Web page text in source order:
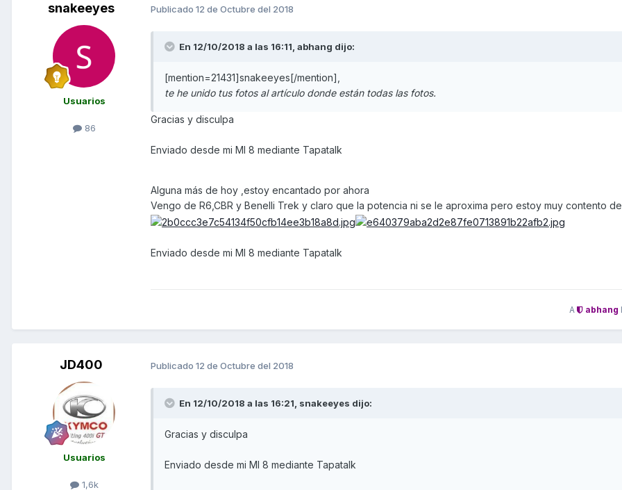
snakeeyes
Usuarios
86
Publicado 12 de Octubre del 2018
En 12/10/2018 a las 16:11, abhang dijo:
[mention=21431]snakeeyes[/mention],
te he unido tus fotos al artículo donde están todas las fotos.
Gracias y disculpa
Enviado desde mi MI 8 mediante Tapatalk
Alguna más de hoy ,estoy encantado por ahora
Vengo de R6,CBR y Benelli Trek y claro que la potencia ni se le aproxima pero estoy muy contento
Enviado desde mi MI 8 mediante Tapatalk
A abhang
JD400
Usuarios
1,6k
Publicado 12 de Octubre del 2018
En 12/10/2018 a las 16:21, snakeeyes dijo:
Gracias y disculpa
Enviado desde mi MI 8 mediante Tapatalk